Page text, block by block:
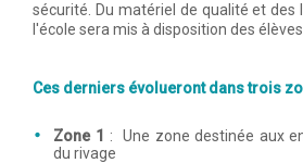
sécurité. Du matériel de qualité et des
l'école sera mis à disposition des élèves.
Ces derniers évolueront dans trois
Zone 1 :
Une zone destinée aux
du rivage